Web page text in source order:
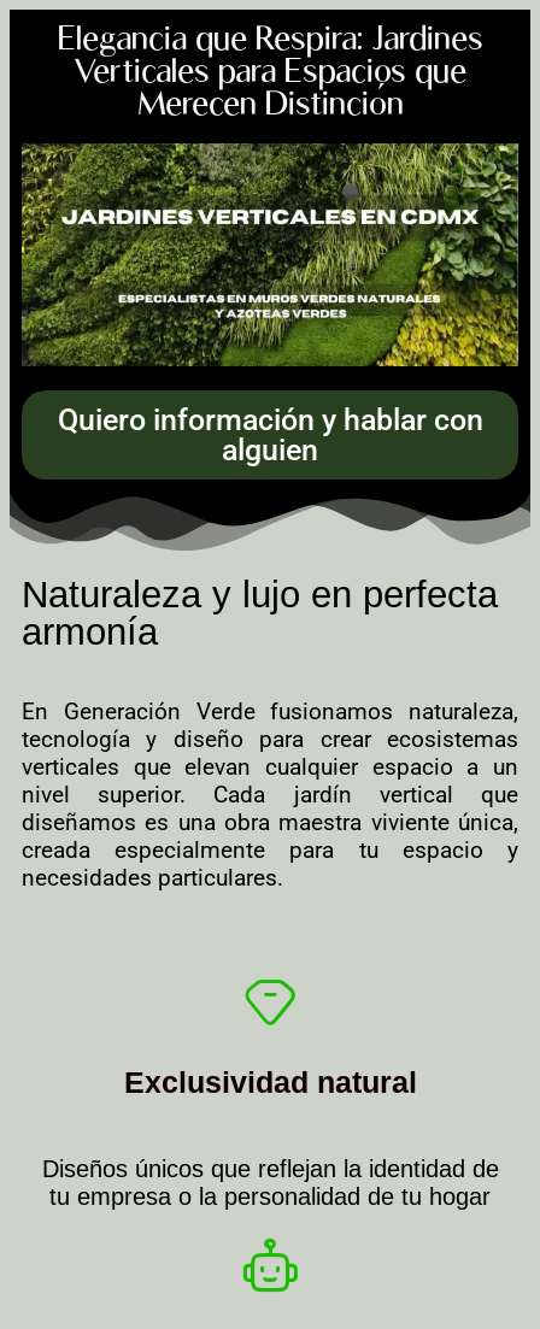
Elegancia que Respira: Jardines
Verticales para Espacios que
Merecen Distinción
Quiero información y hablar con
alguien
Naturaleza y lujo en perfecta
armonía
En Generación Verde fusionamos naturaleza,
tecnología y diseño para crear ecosistemas
verticales que elevan cualquier espacio a un
nivel superior. Cada jardín vertical que
diseñamos es una obra maestra viviente única,
creada especialmente para tu espacio y
necesidades particulares.
Exclusividad natural
Diseños únicos que reflejan la identidad de
tu empresa o la personalidad de tu hogar